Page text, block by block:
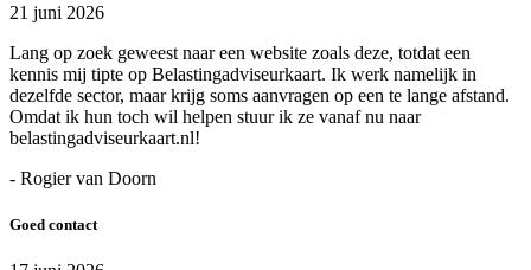
21 juni 2026
Lang op zoek geweest naar een website zoals deze, totdat een
kennis mij tipte op Belastingadviseurkaart. Ik werk namelijk in
dezelfde sector, maar krijg soms aanvragen op een te lange afstand.
Omdat ik hun toch wil helpen stuur ik ze vanaf nu naar
belastingadviseurkaart.nl!
- Rogier van Doorn
Goed contact